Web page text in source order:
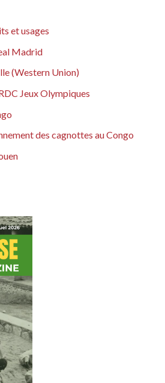
et usages
Madrid
(Western Union)
Jeux Olympiques
des cagnottes au Congo